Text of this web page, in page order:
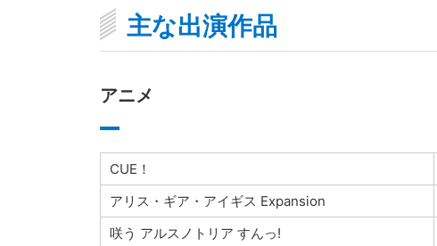
主な出演作品
アニメ
CUE！
アリス・ギア・アイギス Expansion
咲う アルスノトリア すんっ!